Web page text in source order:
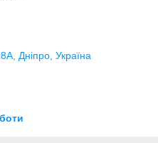
Дніпро, Україна